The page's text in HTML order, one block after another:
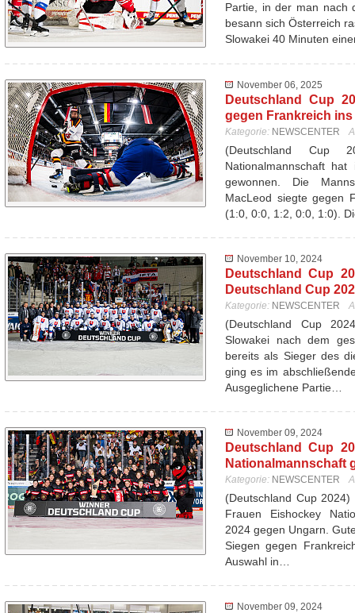
Partie, in der man nach
besann sich Österreich
Slowakei 40 Minuten
November 06, 2025
Deutschland Cup
gegen Frankreich
Kategorie: NEWSCENTER
(Deutschland Cup
Nationalmannschaft
gewonnen. Die
MacLeod siegte gegen
(1:0, 0:0, 1:2, 0:0, 1:0).
November 10, 2024
Deutschland Cup
Deutschland Cup
Kategorie: NEWSCENTER
(Deutschland Cup
Slowakei nach dem
bereits als Sieger des
ging es im
Ausgeglichene Partie…
November 09, 2024
Deutschland Cup
Nationalmannschaft
Kategorie: NEWSCENTER
(Deutschland Cup
Frauen Eishockey
2024 gegen Ungarn.
Siegen gegen
Auswahl in…
November 09, 2024